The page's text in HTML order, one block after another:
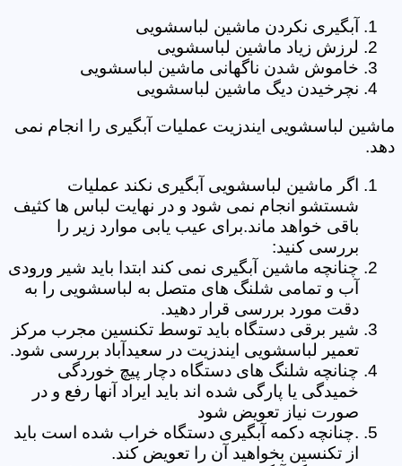
آبگیری نکردن ماشین لباسشویی
لرزش زیاد ماشین لباسشویی
خاموش شدن ناگهانی ماشین لباسشویی
نچرخیدن دیگ ماشین لباسشویی
ماشین لباسشویی ایندزیت عملیات آبگیری را انجام نمی
دهد.
اگر ماشین لباسشویی آبگیری نکند عملیات
شستشو انجام نمی شود و در نهایت لباس ها کثیف
باقی خواهد ماند.برای عیب یابی موارد زیر را
بررسی کنید:
چنانچه ماشین آبگیری نمی کند ابتدا باید شیر ورودی
آب و تمامی شلنگ های متصل به لباسشویی را به
دقت مورد بررسی قرار دهید.
شیر برقی دستگاه باید توسط تکنسین مجرب مرکز
تعمیر لباسشویی ایندزیت در سعیدآباد بررسی شود.
چنانچه شلنگ های دستگاه دچار پیچ خوردگی
خمیدگی یا پارگی شده اند باید ایراد آنها رفع و در
صورت نیاز تعویض شود
.چنانچه دکمه آبگیری دستگاه خراب شده است باید
از تکنسین بخواهید آن را تعویض کند.